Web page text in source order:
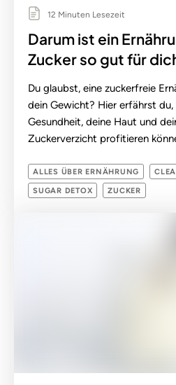
12 Minuten Lesezeit
Darum ist ein
Zucker so gut für
Du glaubst, eine zuckerfreie
dein Gewicht? Hier erfährst
Gesundheit, deine Haut und
Zuckerverzicht profitieren
ALLES ÜBER ERNÄHRUNG
SUGAR DETOX ZUCKER